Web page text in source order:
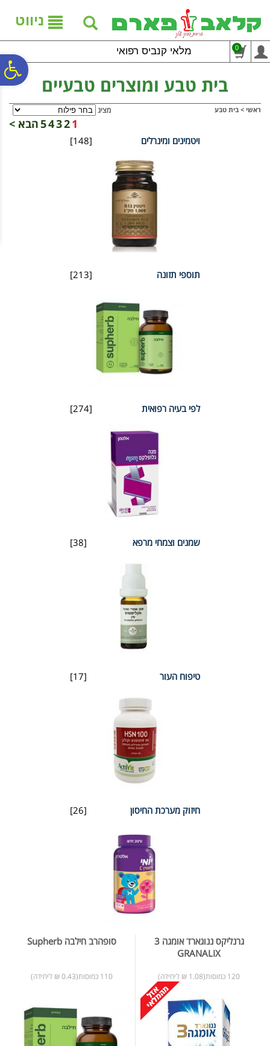
נגישות
אתר
המרכזי
ניווט
מלאי קנביס רפואי 0
בית טבע ומוצרים טבעיים
ראשי > בית טבע מציג
1
2
3
4
5הבא >
[148] ויטמינים ומינרלים
[213] תוספי תזונה
[274] לפי בעיה רפואית
[38] שמנים וצמחי מרפא
[17] טיפוח העור
[26] חיזוק מערכת החיסון
גרנליקס ננוגארד אומגה 3
GRANALIX
120 כמוסות(1.08 ₪ ליחידה)
סופהרב חילבה Supherb
110 כמוסות(0.43 ₪ ליחידה)